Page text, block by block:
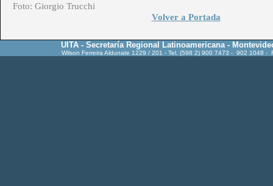
Foto: Giorgio Trucchi
Volver a Portada
UITA - Secretaría Regional Latinoamericana -
Wilson Ferreira Aldunate 1229 / 201 - Tel. (598 2) 900 7473 - 902 1048 -